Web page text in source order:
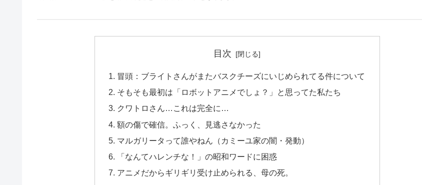
目次
冒頭：ブライトさんがまたバスクチーズにいじめられてる件について
そもそも最初は「ロボットアニメでしょ？」と思ってた私たち
クワトロさん…これは完全に…
額の傷で確信。ふっく、見逃さなかった
マルガリータって誰やねん（カミーユ家の闇・発動）
「なんてハレンチな！」の昭和ワードに困惑
アニメだからギリギリ受け止められる、母の死。